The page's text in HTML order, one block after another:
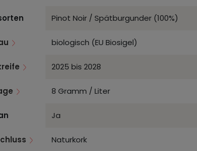
Pinot Noir / Spätburgunder (100%)
biologisch (EU Biosigel)
2025 bis 2028
8 Gramm / Liter
Ja
Naturkork